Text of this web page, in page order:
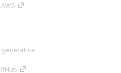
generativa